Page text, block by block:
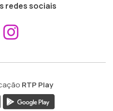
redes sociais
Aceder ao
RTP Play